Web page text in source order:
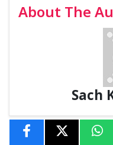
About The
Sach